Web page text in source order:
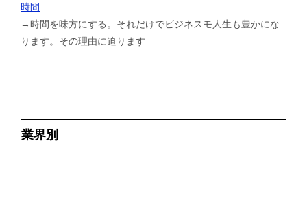
時間
→時間を味方にする。それだけでビジネスモ人生も豊かにな
ります。その理由に迫ります
業界別